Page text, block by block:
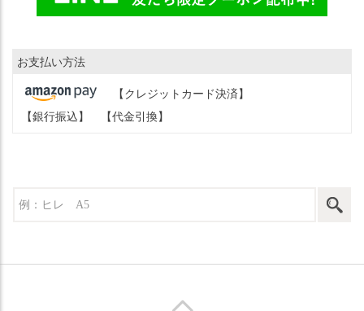
お支払い方法
【クレジットカード決済】
【銀行振込】
【代金引換】